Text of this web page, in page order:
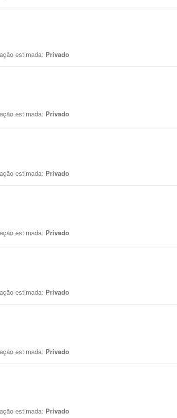
estimada: Privado
estimada: Privado
estimada: Privado
estimada: Privado
estimada: Privado
estimada: Privado
estimada: Privado